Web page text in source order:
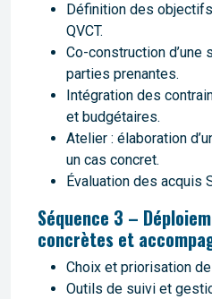
Définition des
QVCT.
Co-construction d’une
parties prenantes.
Intégration des
et budgétaires.
Atelier : élaboration
un cas concret.
Évaluation des acquis
Séquence 3 –
concrètes et
Choix et priorisation
Outils de suivi et